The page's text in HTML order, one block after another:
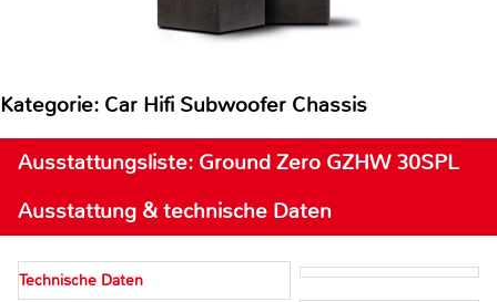
Kategorie: Car Hifi Subwoofer Chassis
Ausstattungsliste: Ground Zero GZHW 30SPL
Ausstattung & technische Daten
Technische Daten